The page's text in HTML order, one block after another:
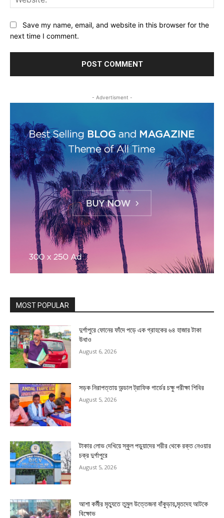
Save my name, email, and website in this browser for the
next time I comment.
- Advertisment -
MOST POPULAR
দুর্গাপুরে ফোনের ফাঁদে পড়ে এক গ্রাহকের ৬৪ হাজার টাকা
উধাও
August 6, 2026
সড়ক নিরাপত্তায় অন্ডাল ট্রাফিক গার্ডের চক্ষু পরীক্ষা শিবির
August 5, 2026
টাকার লোভ দেখিয়ে স্কুল পড়ুয়াদের শরীর থেকে রক্ত নেওয়ার
চক্র দুর্গাপুরে
August 5, 2026
আশা কর্মীর মৃত্যুতে তুমুল উত্তেজনা বাঁকুড়ায়,মৃতদেহ আটকে
বিক্ষোভ